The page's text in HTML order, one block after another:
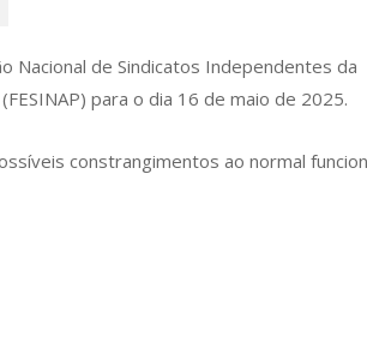
Nacional de Sindicatos Independentes da
para o dia 16 de maio de 2025.
constrangimentos ao normal